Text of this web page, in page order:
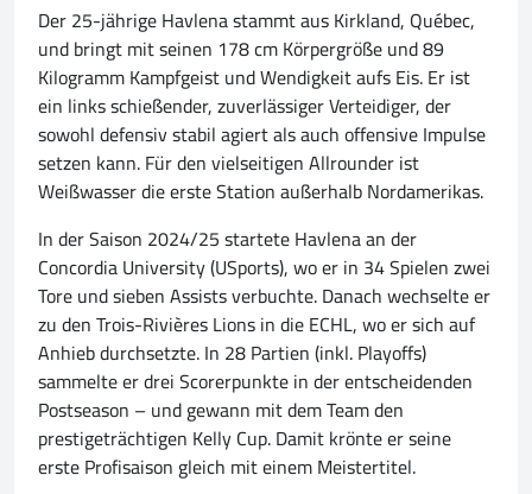
Der 25-jährige Havlena stammt aus Kirkland, Québec,
und bringt mit seinen 178 cm Körpergröße und 89
Kilogramm Kampfgeist und Wendigkeit aufs Eis. Er ist
ein links schießender, zuverlässiger Verteidiger, der
sowohl defensiv stabil agiert als auch offensive Impulse
setzen kann. Für den vielseitigen Allrounder ist
Weißwasser die erste Station außerhalb Nordamerikas.
In der Saison 2024/25 startete Havlena an der
Concordia University (USports), wo er in 34 Spielen zwei
Tore und sieben Assists verbuchte. Danach wechselte er
zu den Trois-Rivières Lions in die ECHL, wo er sich auf
Anhieb durchsetzte. In 28 Partien (inkl. Playoffs)
sammelte er drei Scorerpunkte in der entscheidenden
Postseason – und gewann mit dem Team den
prestigeträchtigen Kelly Cup. Damit krönte er seine
erste Profisaison gleich mit einem Meistertitel.